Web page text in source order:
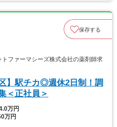
保存する
ファーマシーズ株式会社の薬剤師求
】駅チカ◎週休2日制！調
＜正社員＞
万円
万円